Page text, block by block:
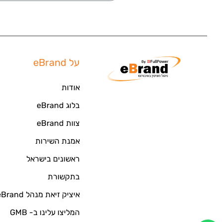
על eBrand
אודות
בלוג eBrand
צוות eBrand
אמנת השירות
ראשונים בישראל
בתקשורת
איציק זיאת מנהל eBrand
המליצו עלינו ב- GMB